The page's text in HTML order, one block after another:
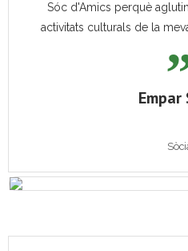
Sóc d'Amics perquè
activitats culturals de la
Empar